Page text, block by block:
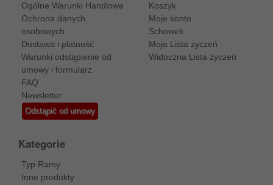
Ogólne Warunki Handlowe
Ochrona danych
osobowych
Dostawa i platność
Warunki odstąpienie od
umowy i formularz
FAQ
Newsletter
Odstąpić od umowy
Koszyk
Moje konto
Schowek
Moja Lista życzeń
Widoczna Lista życzeń
Kategorie
Typ Ramy
Inne produkty